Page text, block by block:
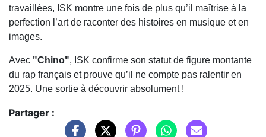
travaillées, ISK montre une fois de plus qu’il maîtrise à la
perfection l’art de raconter des histoires en musique et en
images.
Avec "Chino", ISK confirme son statut de figure montante
du rap français et prouve qu’il ne compte pas ralentir en
2025. Une sortie à découvrir absolument !
Partager :